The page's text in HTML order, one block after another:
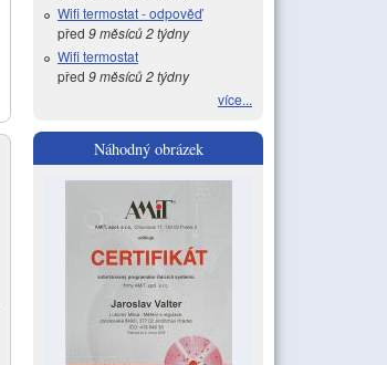
Wifi termostat - odpověď
před 9 měsíců 2 týdny
Wifi termostat
před 9 měsíců 2 týdny
více...
Náhodný obrázek